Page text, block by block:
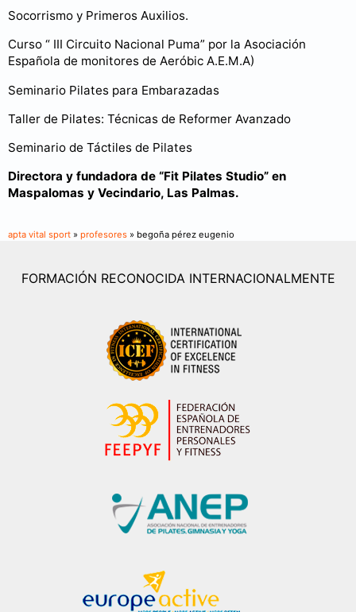
Socorrismo y Primeros Auxilios.
Curso “ III Circuito Nacional Puma” por la Asociación
Española de monitores de Aeróbic A.E.M.A)
Seminario Pilates para Embarazadas
Taller de Pilates: Técnicas de Reformer Avanzado
Seminario de Táctiles de Pilates
Directora y fundadora de “Fit Pilates Studio” en
Maspalomas y Vecindario, Las Palmas.
apta vital sport » profesores » begoña pérez eugenio
FORMACIÓN RECONOCIDA INTERNACIONALMENTE